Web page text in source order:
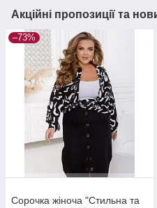
Акційні пропозиції та
–73%
Сорочка жіноча "Стильна та